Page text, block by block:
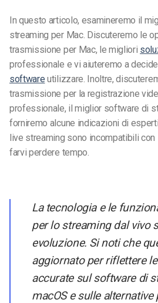
In questo articolo, esamineremo il
streaming per Mac. Discuteremo le
trasmissione per Mac, le migliori
professionale e vi aiuteremo a
software utilizzare. Inoltre,
trasmissione per la registrazione
professionale, il miglior software di
forniremo alcune indicazioni di
live streaming sono incompatibili con
farvi perdere tempo.
La tecnologia e le
per lo streaming dal vivo
evoluzione. Si noti che
aggiornato per riflettere
accurate sul software di
macOS e sulle alternative